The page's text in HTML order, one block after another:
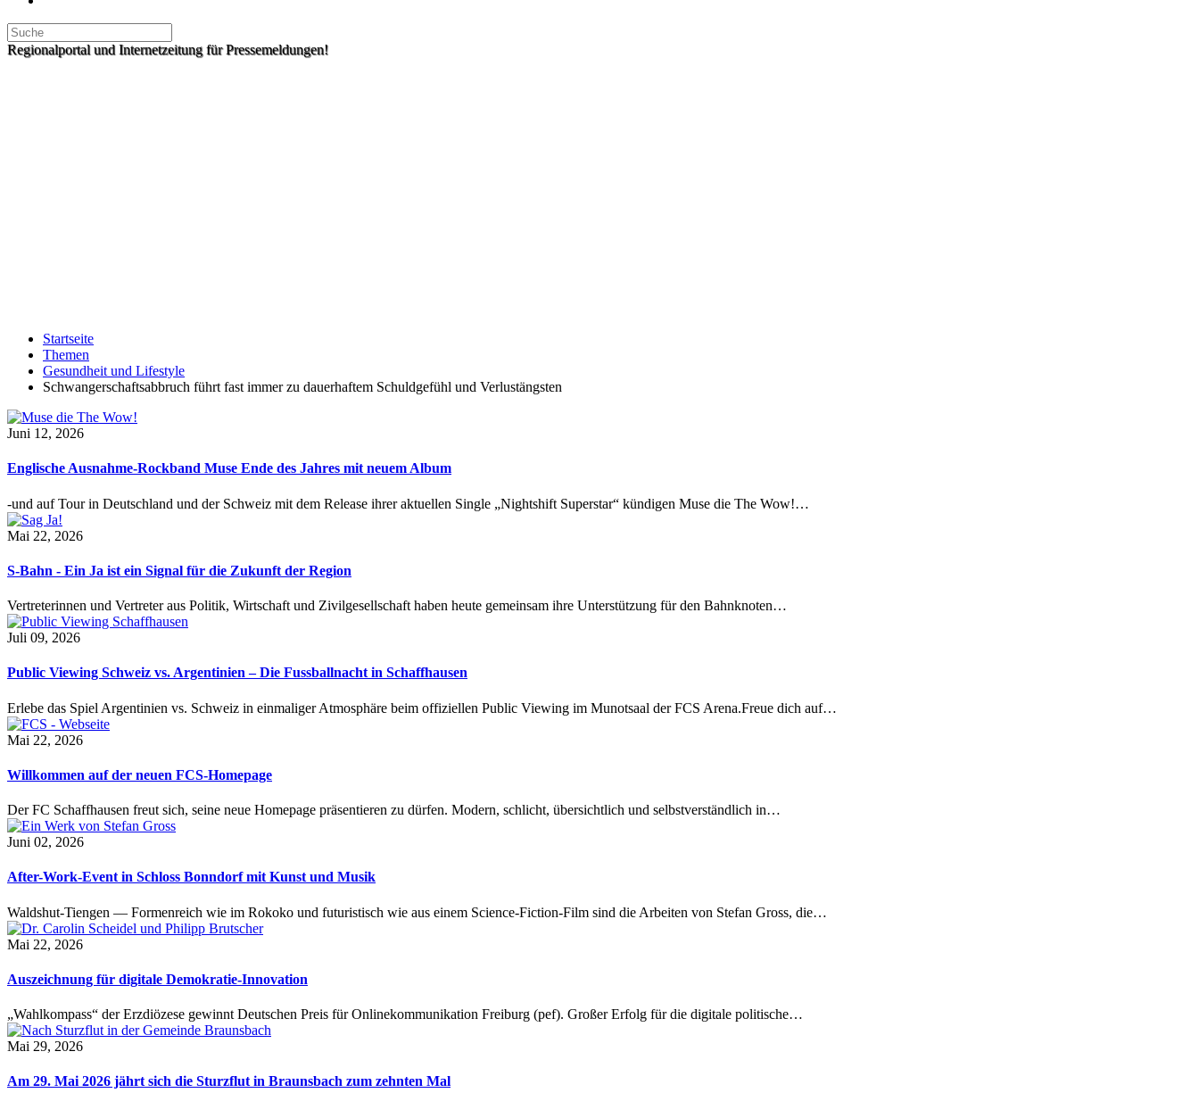
Regionalportal und Internetzeitung für Pressemeldungen!
Startseite
Themen
Gesundheit und Lifestyle
Schwangerschaftsabbruch führt fast immer zu dauerhaftem Schuldgefühl und Verlustängsten
Juni 12, 2026
Englische Ausnahme-Rockband Muse Ende des Jahres mit neuem Album
-und auf Tour in Deutschland und der Schweiz mit dem Release ihrer aktuellen Single „Nightshift Superstar“ kündigen Muse die The Wow!…
Mai 22, 2026
S-Bahn - Ein Ja ist ein Signal für die Zukunft der Region
Vertreterinnen und Vertreter aus Politik, Wirtschaft und Zivilgesellschaft haben heute gemeinsam ihre Unterstützung für den Bahnknoten…
Juli 09, 2026
Public Viewing Schweiz vs. Argentinien – Die Fussballnacht in Schaffhausen
Erlebe das Spiel Argentinien vs. Schweiz in einmaliger Atmosphäre beim offiziellen Public Viewing im Munotsaal der FCS Arena.Freue dich auf…
Mai 22, 2026
Willkommen auf der neuen FCS-Homepage
Der FC Schaffhausen freut sich, seine neue Homepage präsentieren zu dürfen. Modern, schlicht, übersichtlich und selbstverständlich in…
Juni 02, 2026
After-Work-Event in Schloss Bonndorf mit Kunst und Musik
Waldshut-Tiengen — Formenreich wie im Rokoko und futuristisch wie aus einem Science-Fiction-Film sind die Arbeiten von Stefan Gross, die…
Mai 22, 2026
Auszeichnung für digitale Demokratie-Innovation
„Wahlkompass“ der Erzdiözese gewinnt Deutschen Preis für Onlinekommunikation Freiburg (pef). Großer Erfolg für die digitale politische…
Mai 29, 2026
Am 29. Mai 2026 jährt sich die Sturzflut in Braunsbach zum zehnten Mal